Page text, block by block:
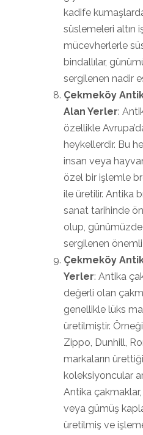
kadife
süslemeleri altın
mücevherlerle
bindallılar,
sergilenen nadir
Çekmeköy
Alan Yerler:
özellikle
heykellerdir. Bu
insan veya
özel bir işlemle
ile üretilir. Antika
sanat tarihinde
olup,
sergilenen önemli
Çekmeköy
Yerler: Antika
değerli olan
genellikle lüks
üretilmiştir.
Zippo, Dunhill,
markaların
koleksiyoncular
Antika
veya gümüş
üretilmiş ve